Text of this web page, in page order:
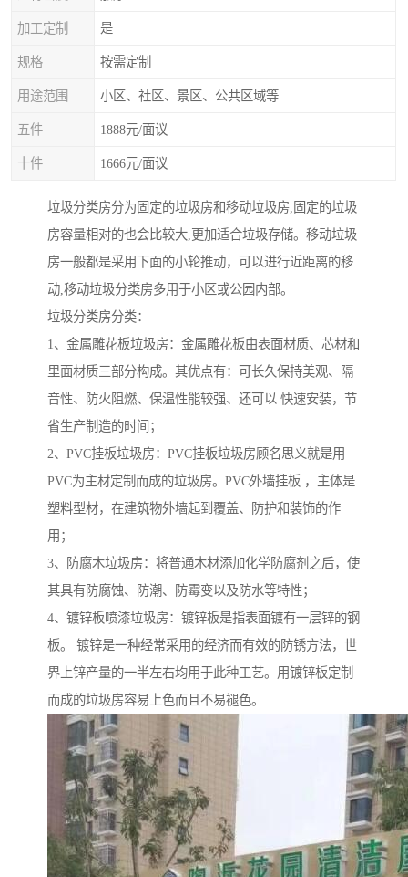
加工定制 是
规格 按需定制
用途范围 小区、社区、景区、公共区域等
五件 1888元/面议
十件 1666元/面议
垃圾分类房分为固定的垃圾房和移动垃圾房,固定的垃圾
房容量相对的也会比较大,更加适合垃圾存储。移动垃圾
房一般都是采用下面的小轮推动，可以进行近距离的移
动,移动垃圾分类房多用于小区或公园内部。
垃圾分类房分类：
1、金属雕花板垃圾房：金属雕花板由表面材质、芯材和
里面材质三部分构成。其优点有：可长久保持美观、隔
音性、防火阻燃、保温性能较强、还可以 快速安装，节
省生产制造的时间；
2、PVC挂板垃圾房：PVC挂板垃圾房顾名思义就是用
PVC为主材定制而成的垃圾房。PVC外墙挂板 ，主体是
塑料型材，在建筑物外墙起到覆盖、防护和装饰的作
用；
3、防腐木垃圾房：将普通木材添加化学防腐剂之后，使
其具有防腐蚀、防潮、防霉变以及防水等特性；
4、镀锌板喷漆垃圾房：镀锌板是指表面镀有一层锌的钢
板。 镀锌是一种经常采用的经济而有效的防锈方法，世
界上锌产量的一半左右均用于此种工艺。用镀锌板定制
而成的垃圾房容易上色而且不易褪色。